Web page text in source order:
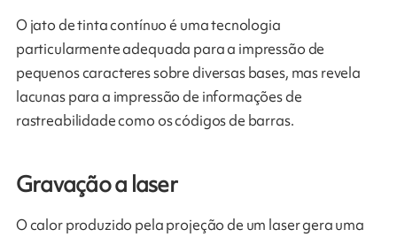
O jato de tinta contínuo é uma tecnologia
particularmente adequada para a impressão de
pequenos caracteres sobre diversas bases, mas revela
lacunas para a impressão de informações de
rastreabilidade como os códigos de barras.​
Gravação a laser
O calor produzido pela projeção de um laser gera uma